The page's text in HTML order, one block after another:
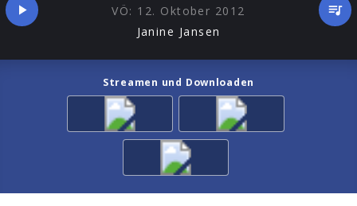
VÖ: 12. Oktober 2012
Janine Jansen
Streamen und Downloaden